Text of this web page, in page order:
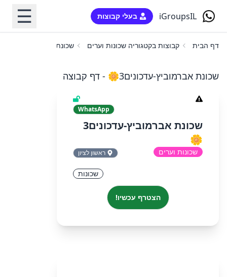
iGroupsIL בעלי קבוצות ☰
דף הבית קבוצות בקטגוריה שכונות וערים שכונת אברמוביץ-
שכונת אברמוביץ-עדכונים3🌼 - דף קבוצה
WhatsApp
שכונת אברמוביץ-עדכונים3
🌼
שכונות וערים ראשון לציון
שכונות
הצטרף עכשיו!